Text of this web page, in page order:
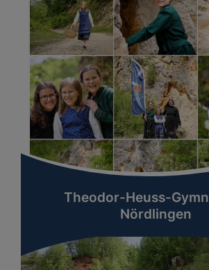
Theodor-Heuss-
Nördlingen